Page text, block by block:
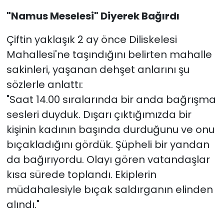
"Namus Meselesi" Diyerek Bağırdı
Çiftin yaklaşık 2 ay önce Diliskelesi
Mahallesi'ne taşındığını belirten mahalle
sakinleri, yaşanan dehşet anlarını şu
sözlerle anlattı:
"Saat 14.00 sıralarında bir anda bağrışma
sesleri duyduk. Dışarı çıktığımızda bir
kişinin kadının başında durduğunu ve onu
bıçakladığını gördük. Şüpheli bir yandan
da bağırıyordu. Olayı gören vatandaşlar
kısa sürede toplandı. Ekiplerin
müdahalesiyle bıçak saldırganın elinden
alındı."